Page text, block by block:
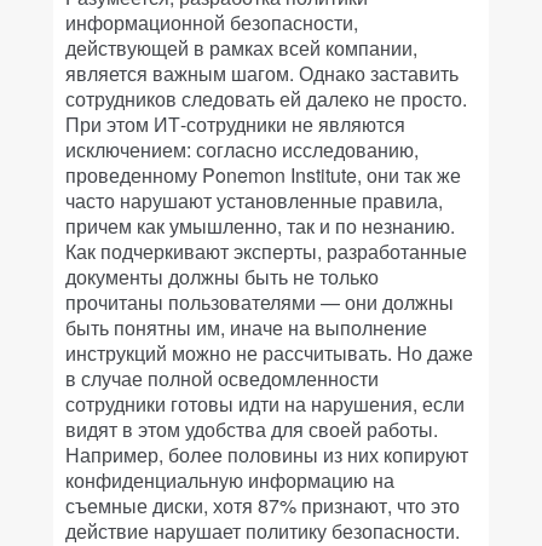
информационной безопасности,
действующей в рамках всей компании,
является важным шагом. Однако заставить
сотрудников следовать ей далеко не просто.
При этом ИТ-сотрудники не являются
исключением: согласно исследованию,
проведенному Ponemon Institute, они так же
часто нарушают установленные правила,
причем как умышленно, так и по незнанию.
Как подчеркивают эксперты, разработанные
документы должны быть не только
прочитаны пользователями — они должны
быть понятны им, иначе на выполнение
инструкций можно не рассчитывать. Но даже
в случае полной осведомленности
сотрудники готовы идти на нарушения, если
видят в этом удобства для своей работы.
Например, более половины из них копируют
конфиденциальную информацию на
съемные диски, хотя 87% признают, что это
действие нарушает политику безопасности.